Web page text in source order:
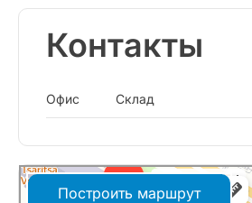
Контакты
Офис Склад
Построить маршрут